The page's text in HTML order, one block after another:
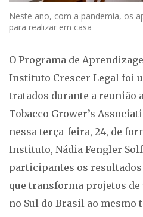
Neste ano, com a pandemia, os
para realizar em casa
O Programa de
Instituto Crescer Legal foi
tratados durante a reunião
Tobacco Grower’s
nessa terça-feira, 24, de
Instituto, Nádia Fengler
participantes os
que transforma projetos
no Sul do Brasil ao mesmo